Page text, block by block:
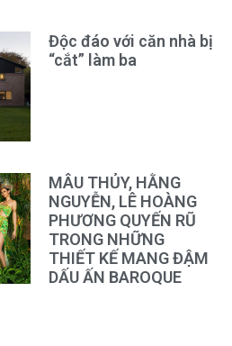
Độc đáo với căn nhà bị
“cắt” làm ba
MÂU THỦY, HẰNG
NGUYỄN, LÊ HOÀNG
PHƯƠNG QUYẾN RŨ
TRONG NHỮNG
THIẾT KẾ MANG ĐẬM
DẤU ẤN BAROQUE